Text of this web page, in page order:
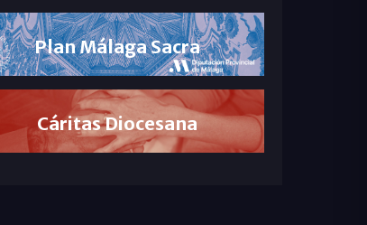
Plan Málaga Sacra
Cáritas Diocesana